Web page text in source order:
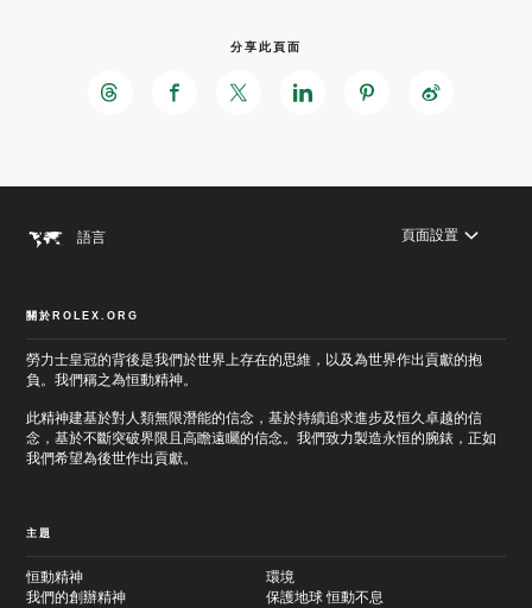
跳
要
內
容
頁
尾
分享此頁面
語言 頁面設置
關於ROLEX.ORG
勞力士皇冠的背後是我們於世界上存在的思維，以及為世界作出貢獻的抱
負。我們稱之為恒動精神。
此精神建基於對人類無限潛能的信念，基於持續追求進步及恒久卓越的信
念，基於不斷突破界限且高瞻遠矚的信念。我們致力製造永恒的腕錶，正如
我們希望為後世作出貢獻。
主題
恒動精神
我們的創辦精神
環境
保護地球 恒動不息